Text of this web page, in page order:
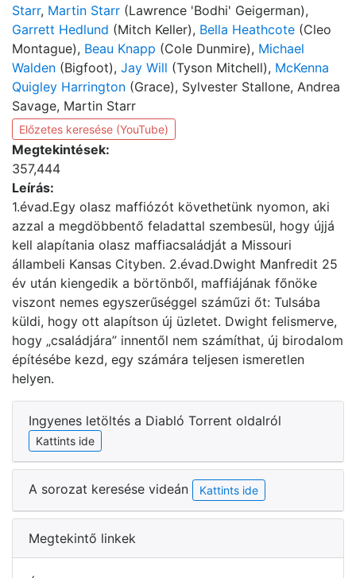
Starr, Martin Starr (Lawrence 'Bodhi' Geigerman),
Garrett Hedlund (Mitch Keller), Bella Heathcote (Cleo
Montague), Beau Knapp (Cole Dunmire), Michael
Walden (Bigfoot), Jay Will (Tyson Mitchell), McKenna
Quigley Harrington (Grace), Sylvester Stallone, Andrea
Savage, Martin Starr
Előzetes keresése (YouTube)
Megtekintések:
357,444
Leírás:
1.évad.Egy olasz maffiózót követhetünk nyomon, aki
azzal a megdöbbentő feladattal szembesül, hogy újjá
kell alapítania olasz maffiacsaládját a Missouri
állambeli Kansas Cityben. 2.évad.Dwight Manfredit 25
év után kiengedik a börtönből, maffiájának főnöke
viszont nemes egyszerűséggel száműzi őt: Tulsába
küldi, hogy ott alapítson új üzletet. Dwight felismerve,
hogy „családjára” innentől nem számíthat, új birodalom
építésébe kezd, egy számára teljesen ismeretlen
helyen.
Ingyenes letöltés a Diabló Torrent oldalról
Kattints ide
A sorozat keresése videán Kattints ide
Megtekintő linkek